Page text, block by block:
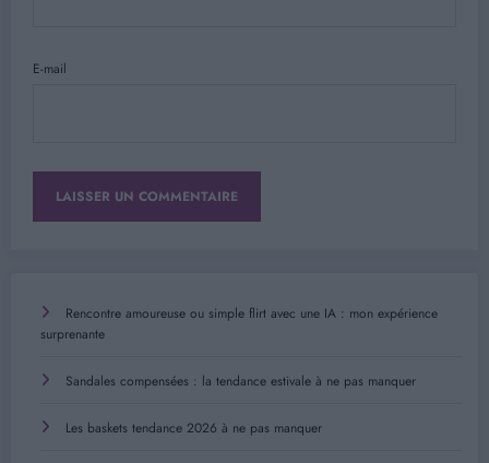
E-mail
Rencontre amoureuse ou simple flirt avec une IA : mon expérience
surprenante
Sandales compensées : la tendance estivale à ne pas manquer
Les baskets tendance 2026 à ne pas manquer